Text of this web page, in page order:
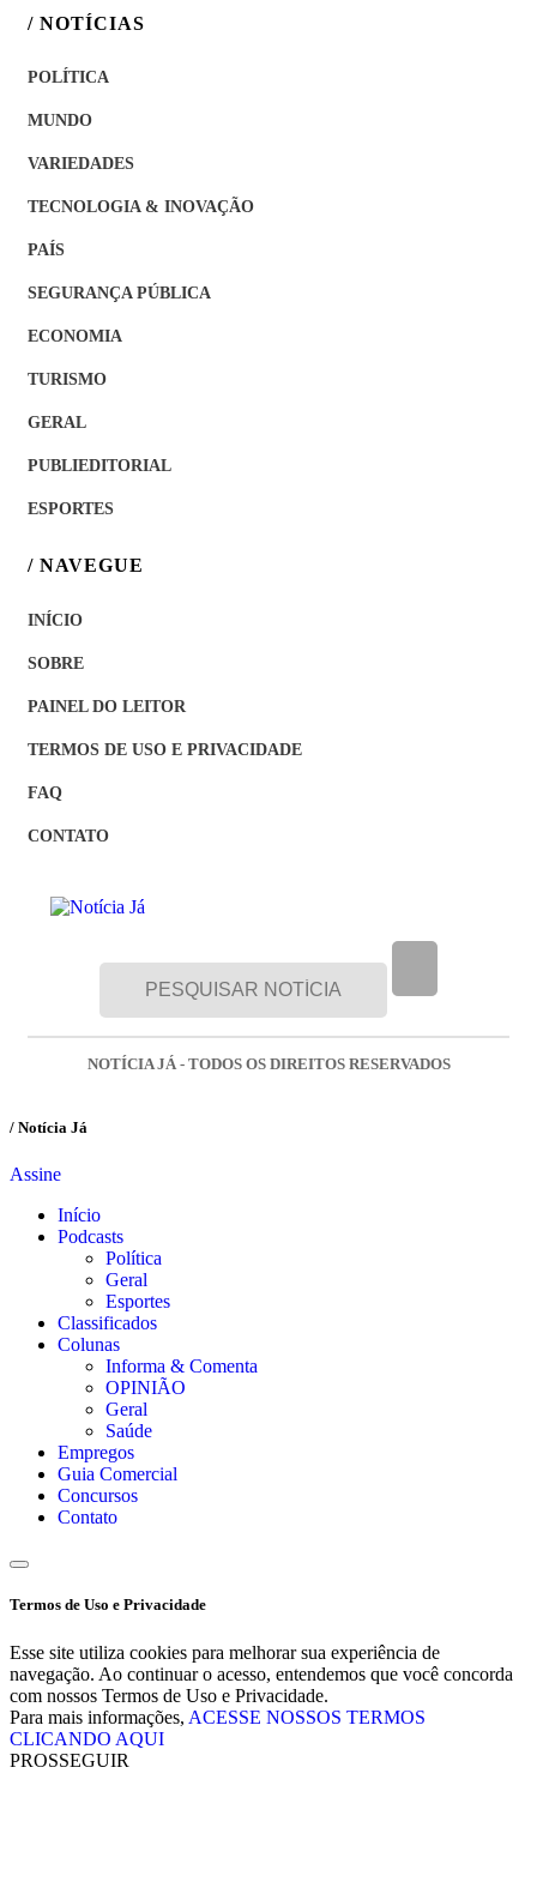
/ NOTÍCIAS
POLÍTICA
MUNDO
VARIEDADES
TECNOLOGIA & INOVAÇÃO
PAÍS
SEGURANÇA PÚBLICA
ECONOMIA
TURISMO
GERAL
PUBLIEDITORIAL
ESPORTES
/ NAVEGUE
INÍCIO
SOBRE
PAINEL DO LEITOR
TERMOS DE USO E PRIVACIDADE
FAQ
CONTATO
NOTÍCIA JÁ - TODOS OS DIREITOS RESERVADOS
/ Notícia Já
Assine
Início
Podcasts
Política
Geral
Esportes
Classificados
Colunas
Informa & Comenta
OPINIÃO
Geral
Saúde
Empregos
Guia Comercial
Concursos
Contato
Termos de Uso e Privacidade
Esse site utiliza cookies para melhorar sua experiência de
navegação. Ao continuar o acesso, entendemos que você concorda
com nossos Termos de Uso e Privacidade.
Para mais informações, ACESSE NOSSOS TERMOS
CLICANDO AQUI
PROSSEGUIR